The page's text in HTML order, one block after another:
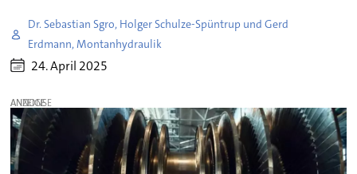
Dr. Sebastian Sgro, Holger Schulze-Spüntrup und Gerd
Erdmann, Montanhydraulik
24. April 2025
ANZEIGE